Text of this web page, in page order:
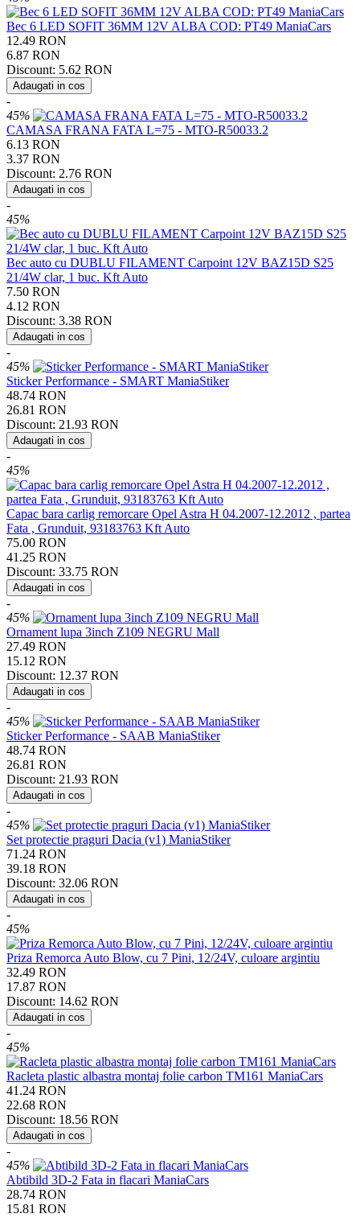
Bec 6 LED SOFIT 36MM 12V ALBA COD: PT49 ManiaCars
12.49 RON
6.87 RON
Discount: 5.62 RON
Adaugati in cos
-
45%
CAMASA FRANA FATA L=75 - MTO-R50033.2
6.13 RON
3.37 RON
Discount: 2.76 RON
Adaugati in cos
-
45%
Bec auto cu DUBLU FILAMENT Carpoint 12V BAZ15D S25
21/4W clar, 1 buc. Kft Auto
7.50 RON
4.12 RON
Discount: 3.38 RON
Adaugati in cos
-
45%
Sticker Performance - SMART ManiaStiker
48.74 RON
26.81 RON
Discount: 21.93 RON
Adaugati in cos
-
45%
Capac bara carlig remorcare Opel Astra H 04.2007-12.2012 , partea
Fata , Grunduit, 93183763 Kft Auto
75.00 RON
41.25 RON
Discount: 33.75 RON
Adaugati in cos
-
45%
Ornament lupa 3inch Z109 NEGRU Mall
27.49 RON
15.12 RON
Discount: 12.37 RON
Adaugati in cos
-
45%
Sticker Performance - SAAB ManiaStiker
48.74 RON
26.81 RON
Discount: 21.93 RON
Adaugati in cos
-
45%
Set protectie praguri Dacia (v1) ManiaStiker
71.24 RON
39.18 RON
Discount: 32.06 RON
Adaugati in cos
-
45%
Priza Remorca Auto Blow, cu 7 Pini, 12/24V, culoare argintiu
32.49 RON
17.87 RON
Discount: 14.62 RON
Adaugati in cos
-
45%
Racleta plastic albastra montaj folie carbon TM161 ManiaCars
41.24 RON
22.68 RON
Discount: 18.56 RON
Adaugati in cos
-
45%
Abtibild 3D-2 Fata in flacari ManiaCars
28.74 RON
15.81 RON